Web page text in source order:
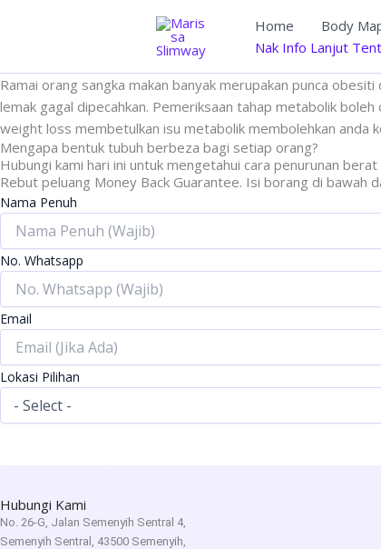
Home Body
Nak Info Lanjut
Ramai orang sangka makan banyak merupakan punca
lemak gagal dipecahkan. Pemeriksaan tahap metabolik
weight loss membetulkan isu metabolik membolehkan anda
Mengapa bentuk tubuh berbeza bagi setiap orang?
Hubungi kami hari ini untuk mengetahui cara penurunan berat
Rebut peluang Money Back Guarantee. Isi borang di bawah
Nama Penuh
No. Whatsapp
Email
Lokasi Pilihan
Hubungi Kami
No. 26-G, Jalan Semenyih Sentral 4,
Semenyih Sentral, 43500 Semenyih,